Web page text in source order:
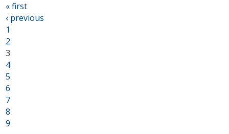
« first
‹ previous
1
2
3
4
5
6
7
8
9